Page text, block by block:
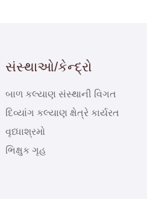
સંસ્થાઓ/કેન્દ્રો
બાળ કલ્યાણ સંસ્થાની વિગત
દિવ્યાંગ કલ્યાણ ક્ષેત્રે કાર્યરત
વૃધ્ધાશ્રમો
ભિક્ષુક ગૃહ